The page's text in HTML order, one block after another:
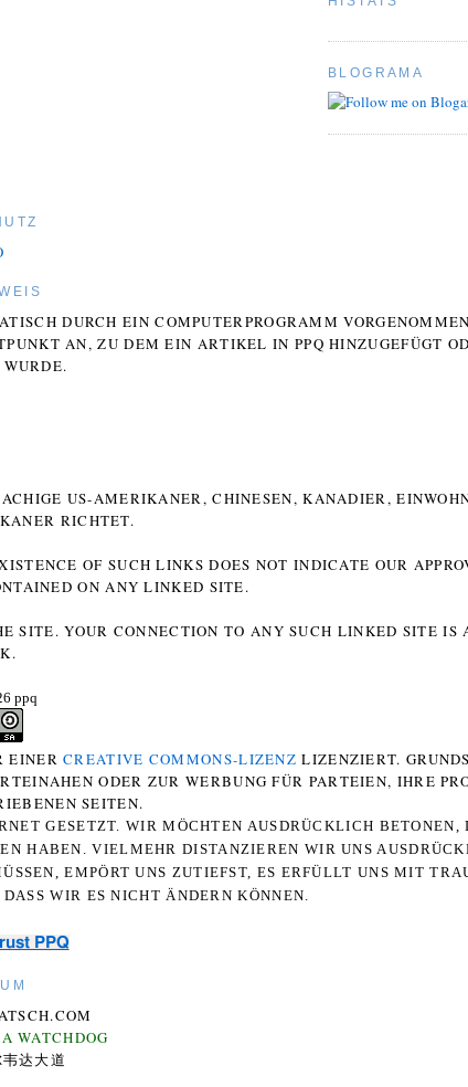
BLOGRAMA
DURCH EIN COMPUTERPROGRAMM
AN, ZU DEM EIN ARTIKEL IN PPQ HINZUGEFÜGT
US-AMERIKANER, CHINESEN, KANADIER,
RICHTET.
OF SUCH LINKS DOES NOT INDICATE OUR
ON ANY LINKED SITE.
SITE. YOUR CONNECTION TO ANY SUCH LINKED SITE IS
ppq
EINERCREATIVE COMMONS-LIZENZ LIZENZIERT.
ODER ZUR WERBUNG FÜR PARTEIEN, IHRE
SEITEN.
GESETZT. WIR MÖCHTEN AUSDRÜCKLICH BETONEN,
HABEN. VIELMEHR DISTANZIEREN WIR UNS
EMPÖRT UNS ZUTIEFST, ES ERFÜLLT UNS MIT
WIR ES NICHT ÄNDERN KÖNNEN.
PPQ
WATCHDOG
达大道